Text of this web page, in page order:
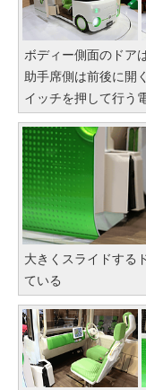
ボディー側面のドア
助手席側は前後に開
イッチを押して行う
大きくスライドする
ている